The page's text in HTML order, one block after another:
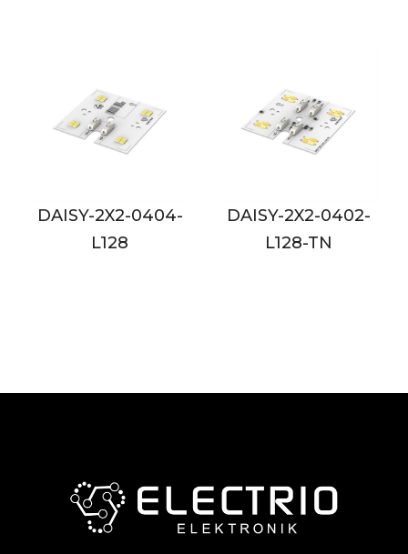
DAISY-2X2-0402-
L128-TN
DAISY-2X2-0802-
L128